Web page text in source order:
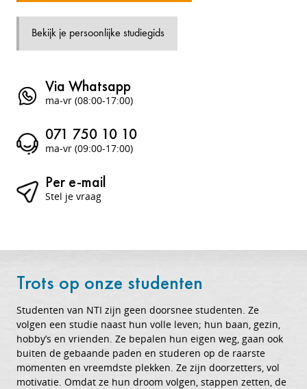
Bekijk je persoonlijke studiegids
Via Whatsapp
ma-vr (08:00-17:00)
071 750 10 10
ma-vr (09:00-17:00)
Per e-mail
Stel je vraag
Trots op onze studenten
Studenten van NTI zijn geen doorsnee studenten. Ze
volgen een studie naast hun volle leven; hun baan, gezin,
hobby’s en vrienden. Ze bepalen hun eigen weg, gaan ook
buiten de gebaande paden en studeren op de raarste
momenten en vreemdste plekken. Ze zijn doorzetters, vol
motivatie. Omdat ze hun droom volgen, stappen zetten, de